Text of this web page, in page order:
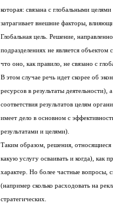
затрагивает внешние факторы,
результатами и целями).
стратегических.